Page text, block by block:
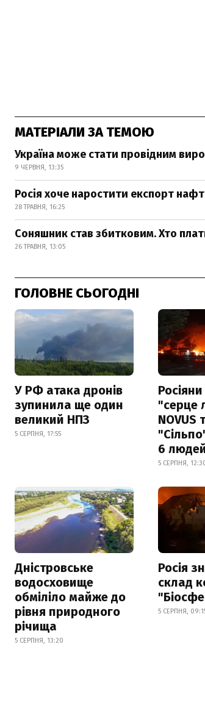
МАТЕРІАЛИ ЗА ТЕМОЮ
Україна може стати провідним
9 ЧЕРВНЯ, 13:35
Росія хоче наростити експорт
28 ТРАВНЯ, 16:25
Соняшник став збитковим. Хто
26 ТРАВНЯ, 13:05
ГОЛОВНЕ СЬОГОДНІ
У РФ атака дронів
зупинила ще один
великий НПЗ
5 СЕРПНЯ, 17:55
"серце
NOVUS
6
5 СЕРПНЯ,
Дністровське
водосховище
обміліло майже до
рівня природного
річища
5 СЕРПНЯ, 13:20
Росія
склад
5 СЕРПНЯ,